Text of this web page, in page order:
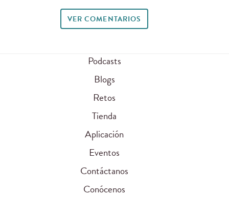
VER COMENTARIOS
Podcasts
Blogs
Retos
Tienda
Aplicación
Eventos
Contáctanos
Conócenos